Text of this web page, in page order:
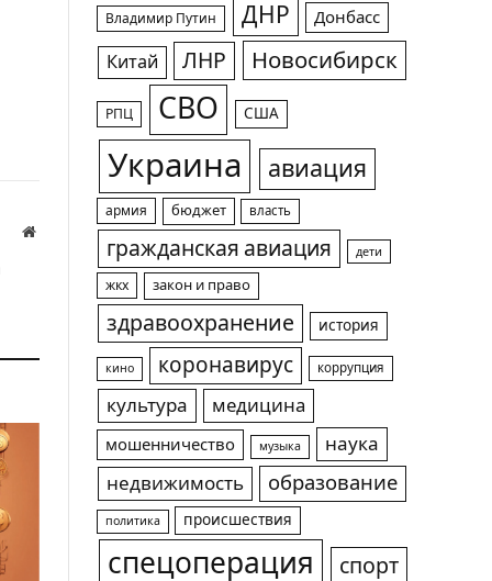
Website
Владимир Путин ДНР Донбасс
Китай ЛНР Новосибирск
РПЦ СВО США
Украина авиация
армия бюджет власть
гражданская авиация дети
жкх закон и право
здравоохранение история
кино коронавирус коррупция
культура медицина
мошенничество музыка
наука
недвижимость
образование
политика происшествия
спецоперация спорт